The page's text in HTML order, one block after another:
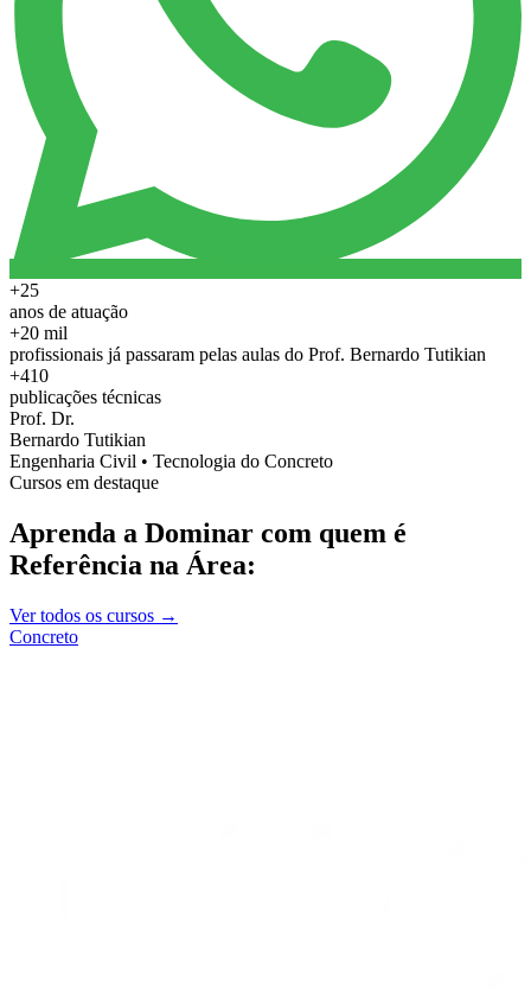
+25
anos de atuação
+20 mil
profissionais já passaram pelas aulas do Prof. Bernardo Tutikian
+410
publicações técnicas
Prof. Dr.
Bernardo Tutikian
Engenharia Civil • Tecnologia do Concreto
Cursos em destaque
Aprenda a Dominar com quem é
Referência na Área:
Ver todos os cursos →
Concreto